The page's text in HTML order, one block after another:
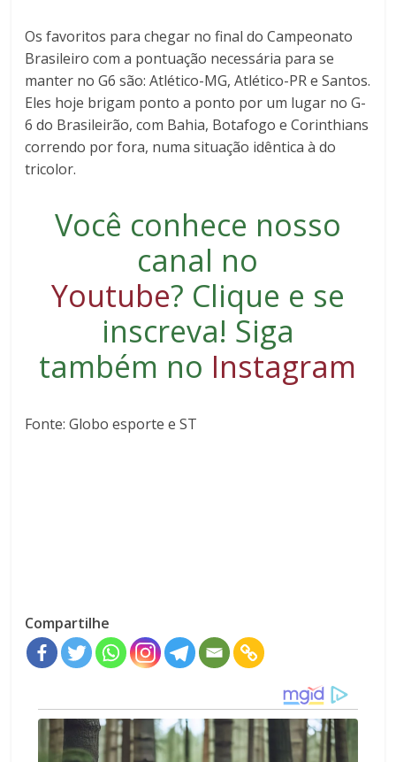
Os favoritos para chegar no final do Campeonato
Brasileiro com a pontuação necessária para se
manter no G6 são: Atlético-MG, Atlético-PR e Santos.
Eles hoje brigam ponto a ponto por um lugar no G-
6 do Brasileirão, com Bahia, Botafogo e Corinthians
correndo por fora, numa situação idêntica à do
tricolor.
Você conhece nosso
canal no
Youtube? Clique e se
inscreva! Siga
também no Instagram
Fonte: Globo esporte e ST
Compartilhe